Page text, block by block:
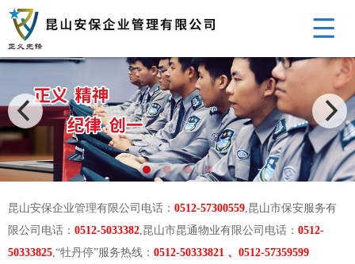
昆山安保企业管理有限公司电话： 0512-57300559,昆山市保安服务有
限公司电话： 0512-5033382,昆山市昆通物业有限公司电话： 0512-
50333825,“牡丹停”服务热线： 0512-50333821 、0512-57359599